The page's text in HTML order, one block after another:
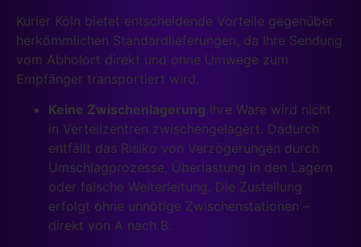
Kurier Köln bietet entscheidende Vorteile gegenüber
herkömmlichen Standardlieferungen, da Ihre Sendung
vom Abholort direkt und ohne Umwege zum
Empfänger transportiert wird.
Keine Zwischenlagerung Ihre Ware wird nicht
in Verteilzentren zwischengelagert. Dadurch
entfällt das Risiko von Verzögerungen durch
Umschlagprozesse, Überlastung in den Lagern
oder falsche Weiterleitung. Die Zustellung
erfolgt ohne unnötige Zwischenstationen –
direkt von A nach B.